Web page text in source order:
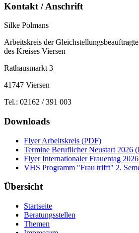
Kontakt / Anschrift
Silke Polmans
Arbeitskreis der
des Kreises Viersen
Rathausmarkt 3
41747 Viersen
Tel.: 02162 / 391 003
Downloads
Flyer Arbeitskreis (PDF)
Termine Beruflicher Neustart 2026
Flyer Internationaler Frauentag
VHS Programm "Frau trifft" 2.
Übersicht
Startseite
Beratungsstellen
Themen